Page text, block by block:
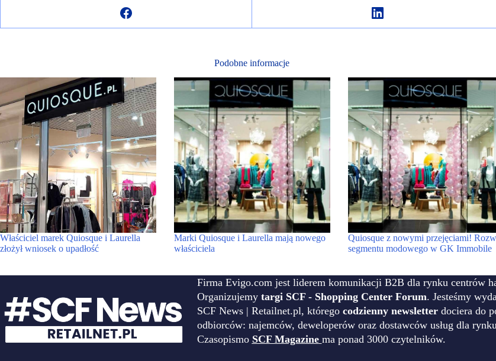
Podobne informacje
Właściciel marek Quiosque i Laurella
złożył wniosek o upadłość
Marki Quiosque i Laurella mają nowego
właściciela
Quiosque z nowymi przejęciami!
segmentu modowego w GK Immobile
Firma Evigo.com jest liderem komunikacji B2B dla rynku centrów
Organizujemy targi SCF - Shopping Center Forum. Jesteśmy
SCF News | Retailnet.pl, którego codzienny newsletter dociera do
odbiorców: najemców, deweloperów oraz dostawców usług dla
Czasopismo SCF Magazine ma ponad 3000 czytelników.